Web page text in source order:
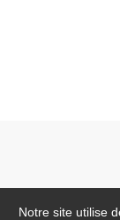
Notre site utilise